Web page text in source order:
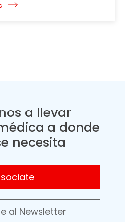
a llevar
a donde
necesita
al Newsletter